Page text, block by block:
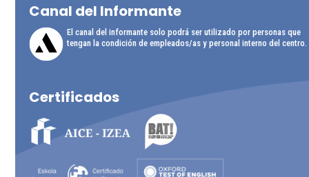
Canal del Informante
El canal del informante solo podrá ser utilizado por personas que
tengan la condición de empleados/as y personal interno del centro.
Certificados